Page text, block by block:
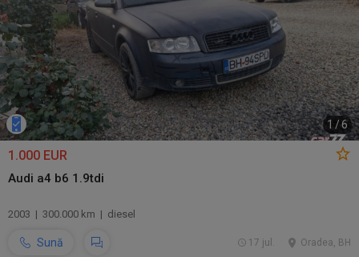
1 /6
1.000 EUR
Audi a4 b6 1.9tdi
2003 | 300.000 km | diesel
Sună Oradea, BH
17 jul.